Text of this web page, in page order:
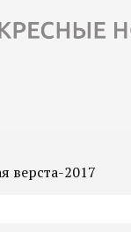
верста-2017